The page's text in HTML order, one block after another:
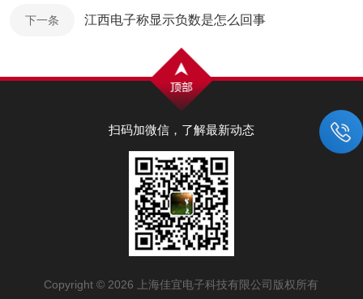
下一条 江西电子称显示负数是怎么回事
扫码加微信，了解最新动态
Copyright © 2026 上海佳宜电子科技有限公司版权所有